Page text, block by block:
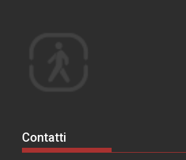
Contatti